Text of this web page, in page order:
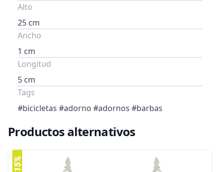
Alto
25 cm
Ancho
1 cm
Longitud
5 cm
Tags
#bicicletas #adorno #adornos #barbas
Productos alternativos